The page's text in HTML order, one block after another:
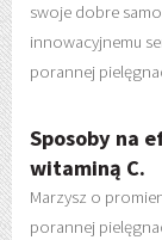
swoje dobre
innowacyjnemu
porannej
Sposoby na
witaminą C.
Marzysz o
porannej